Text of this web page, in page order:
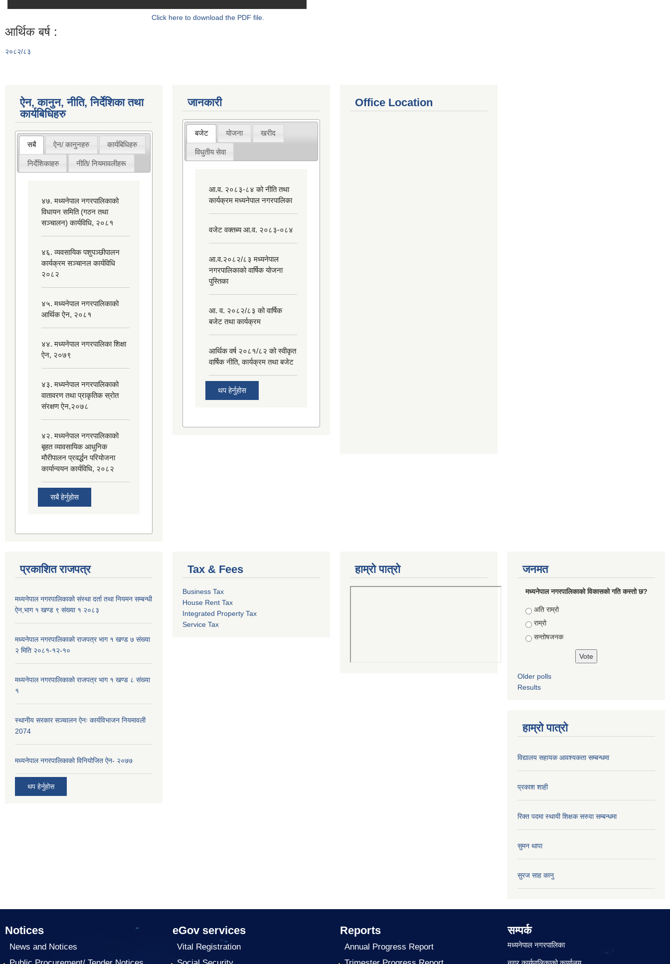
Click here to download the PDF file.
आर्थिक बर्ष :
२०८२/८३
ऐन, कानुन, नीति, निर्देशिका तथा
कार्यबिधिहरु
सबै ऐन/ कानुनहरु कार्यबिधिहरु
निर्देशिकाहरु नीति/ नियमावलीहरू
४७. मध्यनेपाल नगरपालिकाको
विधायन समिति (गठन तथा
सञ्चालन) कार्यविधि, २०८१
४६. व्यवसायिक पशुपञ्छीपालन
कार्यक्रम सञ्चानल कार्यविधि
२०८२
४५. मध्यनेपाल नगरपालिकाको
आर्थिक ऐन, २०८१
४४. मध्यनेपाल नगरपालिका शिक्षा
ऐन, २०७९
४३. मध्यनेपाल नगरपालिकाको
वातावरण तथा प्राकृतिक स्रोत
संरक्षण ऐन,२०७८
४२. मध्यनेपाल नगरपालिकाको
बृहत व्यावसायिक आधुनिक
मौरीपालन प्रवर्द्धन परियोजना
कार्यान्वयन कार्यविधि, २०८२
सबै हेर्नुहोस
जानकारी
बजेट योजना खरीद
विधुतीय सेवा
आ.व. २०८३-८४ को नीति तथा
कार्यक्रम मध्यनेपाल नगरपालिका
वजेट वक्तब्य आ.व. २०८३-०८४
आ.व.२०८२/८३ मध्यनेपाल
नगरपालिकाको वार्षिक योजना
पुस्तिका
आ. व. २०८२/८३ को वार्षिक
बजेट तथा कार्यक्रम
आर्थिक वर्ष २०८१/८२ को स्वीकृत
वार्षिक नीति, कार्यक्रम तथा बजेट
थप हेर्नुहोस
Office Location
प्रकाशित राजपत्र
मध्यनेपाल नगरपालिकाको संस्था दर्ता तथा नियमन सम्बन्धी
ऐन,भाग १ खण्ड ९ संख्या १ २०८३
मध्यनेपाल नगरपालिकाको राजपत्र भाग १ खण्ड ७ संख्या
२ मिति २०८१-१२-१०
मध्यनेपाल नगरपालिकाको राजपत्र भाग १ खण्ड ८ संख्या
१
स्थानीय सरकार सञ्चालन ऐनः कार्यविभाजन नियमावली
2074
मध्यनेपाल नगरपालिकाको विनियोजित ऐन- २०७७
थप हेर्नुहोस
Tax & Fees
Business Tax
House Rent Tax
Integrated Property Tax
Service Tax
हाम्रो पात्रो जनमत
मध्यनेपाल नगरपालिकाको विकासको गति कस्तो छ?
Choices
अति राम्रो
राम्रो
सन्तोषजनक
Older polls
Results
हाम्रो पात्रो
विद्यालय सहायक आवश्यकता सम्बन्धमा
प्रकाश शाही
रिक्त पदमा स्थायी शिक्षक सरुवा सम्बन्धमा
सुमन थापा
सुरज साह कानु
Notices
News and Notices
eGov services
Vital Registration
Reports
Annual Progress Report
सम्पर्क
मध्यनेपाल नगरपालिका